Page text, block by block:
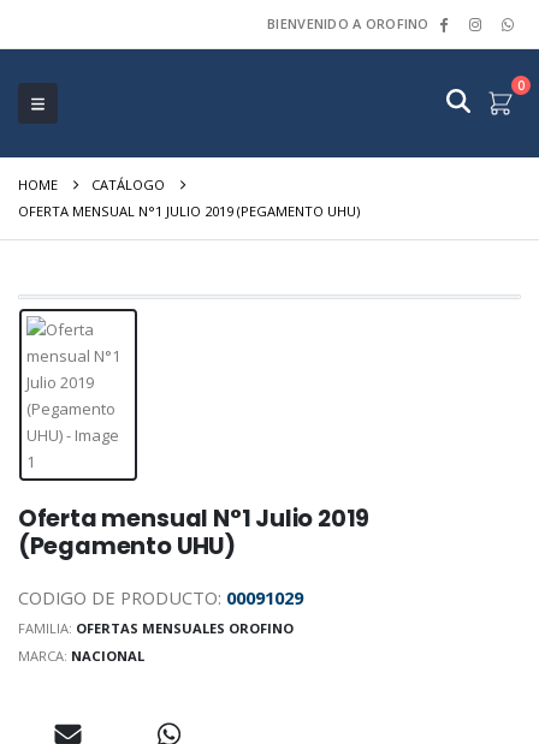
BIENVENIDO A OROFINO
0
HOME
CATÁLOGO
OFERTA MENSUAL N°1 JULIO 2019 (PEGAMENTO UHU)
Oferta mensual N°1 Julio 2019
(Pegamento UHU)
CODIGO DE PRODUCTO: 00091029
FAMILIA: OFERTAS MENSUALES OROFINO
MARCA: NACIONAL